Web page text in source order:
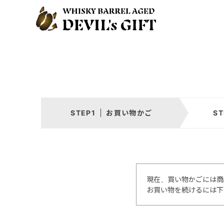
お買い物かご
現在、買い物かごには
お買い物を続けるには